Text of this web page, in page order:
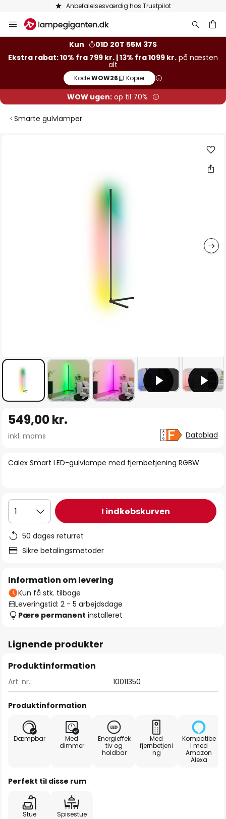
Anbefalelsesværdig hos Trustpilot
to
Kun
01D 20T 55M 37S
Ekstra rabat: 10% fra 799 kr. | 13% fra 1099 kr. på næsten
alt
Kode:WOW26 Kopier
WOW ugen:op til 70%
Smarte gulvlamper
starten
billedgalleriet
Calex Smart LED-gulvlampe med fjernbetjening RGBW
549,00 kr.
inkl. moms Datablad
1 I indkøbskurven
50 dages returret
Sikre betalingsmetoder
Information om levering
Kun få stk. tilbage
Leveringstid: 2 - 5 arbejdsdage
Pære permanent installeret
Lignende produkter
Produktinformation
Art. nr.: 10011350
Produktinformation
Dæmpbar
Med
dimmer
Energieffek
tiv og
holdbar
Med
fjernbetjeni
ng
Kompatibe
l med
Amazon
Alexa
Perfekt til disse rum
Stue Spisestue